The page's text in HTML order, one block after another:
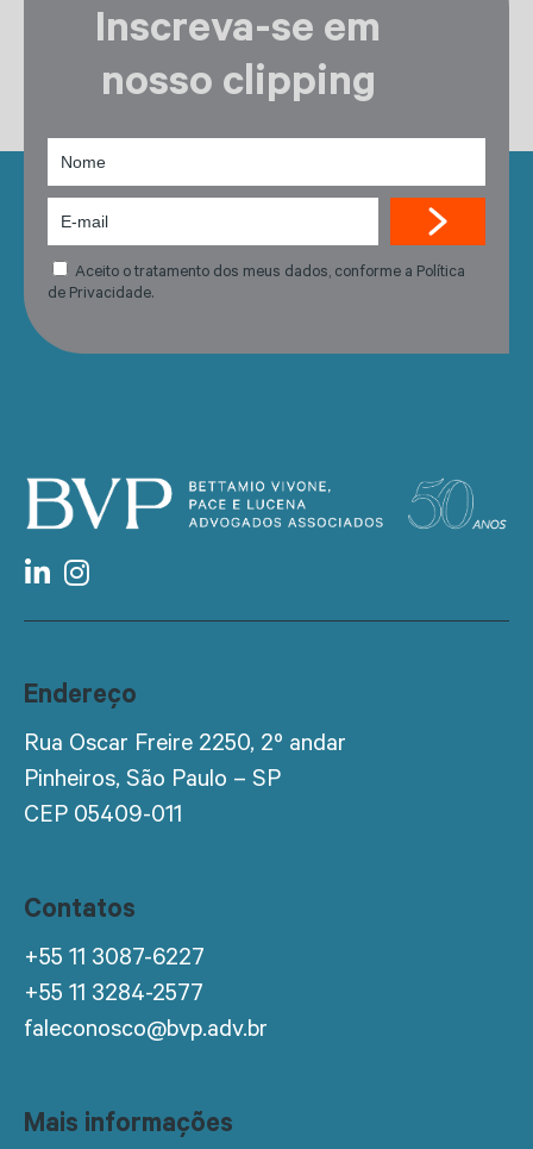
Inscreva-se em
nosso clipping
Aceito o tratamento dos meus dados, conforme a Política
de Privacidade.
Endereço
Rua Oscar Freire 2250, 2º andar
Pinheiros, São Paulo – SP
CEP 05409-011
Contatos
+55 11 3087-6227
+55 11 3284-2577
faleconosco@bvp.adv.br
Mais informações